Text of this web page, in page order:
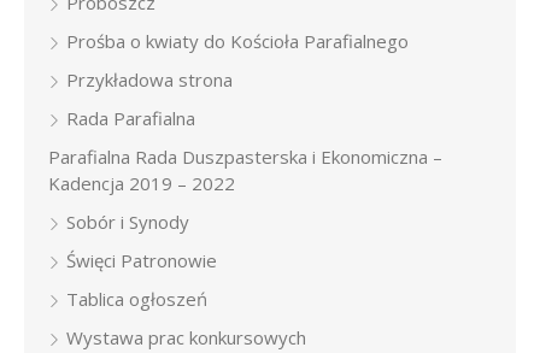
Prośba o kwiaty do Kościoła Parafialnego
Przykładowa strona
Rada Parafialna
Parafialna Rada Duszpasterska i Ekonomiczna –
Kadencja 2019 – 2022
Sobór i Synody
Święci Patronowie
Tablica ogłoszeń
Wystawa prac konkursowych